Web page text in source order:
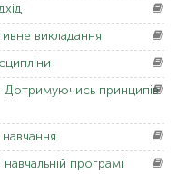
викладання
Дотримуючись принципів
програмі